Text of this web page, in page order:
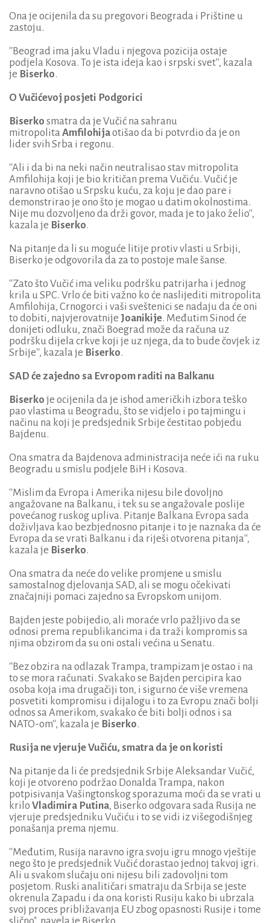
Ona je ocijenila da su pregovori Beograda i Prištine u
zastoju.
''Beograd ima jaku Vladu i njegova pozicija ostaje
podjela Kosova. To je ista ideja kao i srpski svet'', kazala
je Biserko.
O Vučićevoj posjeti Podgorici
Biserko smatra da je Vučić na sahranu
mitropolitaAmfilohijaotišao da bi potvrdio da je on
lider svih Srba i regonu.
''Ali i da bi na neki način neutralisao stav mitropolita
Amfilohija koji je bio kritičan prema Vučiću. Vučić je
naravno otišao u Srpsku kuću, za koju je dao pare i
demonstrirao je ono što je mogao u datim okolnostima.
Nije mu dozvoljeno da drži govor, mada je to jako želio'',
kazala je Biserko.
Na pitanje da li su moguće litije protiv vlasti u Srbiji,
Biserko je odgovorila da za to postoje male šanse.
''Zato što Vučić ima veliku podršku patrijarha i jednog
krila u SPC. Vrlo će biti važno ko će naslijediti mitropolita
Amfilohija, Crnogorci i vaši sveštenici se nadaju da će oni
to dobiti, najvjerovatnije Joanikije. Međutim Sinod će
donijeti odluku, znači Boegrad može da računa uz
podršku dijela crkve koji je uz njega, da to bude čovjek iz
Srbije'', kazala je Biserko.
SAD će zajedno sa Evropom raditi na Balkanu
Biserko je ocijenila da je ishod američkih izbora teško
pao vlastima u Beogradu, što se vidjelo i po tajmingu i
načinu na koji je predsjednik Srbije čestitao pobjedu
Bajdenu.
Ona smatra da Bajdenova administracija neće ići na ruku
Beogradu u smislu podjele BiH i Kosova.
''Mislim da Evropa i Amerika nijesu bile dovoljno
angažovane na Balkanu, i tek su se angažovale poslije
povećanog ruskog upliva. Pitanje Balkana Evropa sada
doživljava kao bezbjednosno pitanje i to je naznaka da će
Evropa da se vrati Balkanu i da riješi otvorena pitanja'',
kazala je Biserko.
Ona smatra da neće do velike promjene u smislu
samostalnog djelovanja SAD, ali se mogu očekivati
značajniji pomaci zajedno sa Evropskom unijom.
Bajden jeste pobijedio, ali moraće vrlo pažljivo da se
odnosi prema republikancima i da traži kompromis sa
njima obzirom da su oni ostali većina u Senatu.
''Bez obzira na odlazak Trampa, trampizam je ostao i na
to se mora računati. Svakako se Bajden percipira kao
osoba koja ima drugačiji ton, i sigurno će više vremena
posvetiti kompromisu i dijalogu i to za Evropu znači bolji
odnos sa Amerikom, svakako će biti bolji odnos i sa
NATO-om'', kazala je Biserko.
Rusija ne vjeruje Vučiću, smatra da je on koristi
Na pitanje da li će predsjednik Srbije Aleksandar Vučić,
koji je otvoreno podržao Donalda Trampa, nakon
potpisivanja Vašingtonskog sporazuma moći da se vrati u
krilo Vladimira Putina, Biserko odgovara sada Rusija ne
vjeruje predsjedniku Vučiću i to se vidi iz višegodišnjeg
ponašanja prema njemu.
''Međutim, Rusija naravno igra svoju igru mnogo vještije
nego što je predsjednik Vučić dorastao jednoj takvoj igri.
Ali u svakom slučaju oni nijesu bili zadovoljni tom
posjetom. Ruski analitičari smatraju da Srbija se jeste
okrenula Zapadu i da ona koristi Rusiju kako bi ubrzala
svoj proces približavanja EU zbog opasnosti Rusije i tome